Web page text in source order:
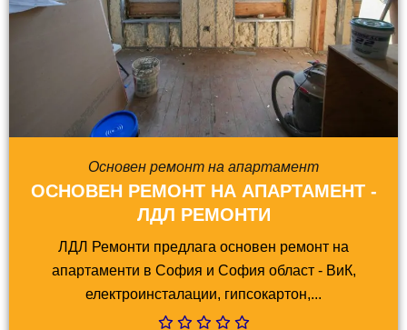
Основен ремонт на апартамент
ОСНОВЕН РЕМОНТ НА АПАРТАМЕНТ -
ЛДЛ РЕМОНТИ
ЛДЛ Ремонти предлага основен ремонт на
апартаменти в София и София област - ВиК,
електроинсталации, гипсокартон,...